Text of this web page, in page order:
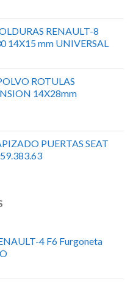
RENAULT-8
14X15 mm UNIVERSAL
ROTULAS
14X28mm
PUERTAS SEAT
4 F6 Furgoneta